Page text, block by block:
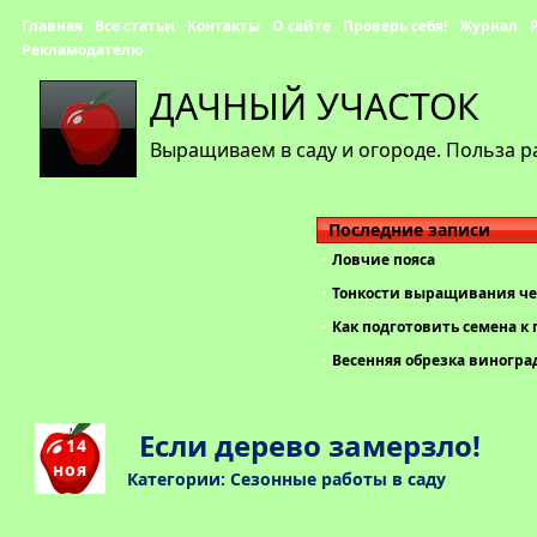
ДАЧНЫЙ УЧАСТОК
Выращиваем в саду и огороде. Польза
Главная Все статьи Контакты О сайте Проверь себя! Журнал
Рекламодателю
Последние записи
Ловчие пояса
Тонкости выращивания
Как подготовить семена к
Весенняя обрезка
14
ноя
Если дерево замерзло!
Категории: Сезонные работы в саду